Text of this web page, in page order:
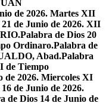
de 2026. Martes XII
de Junio de 2026. XII
Palabra de Dios 20
Ordinaro.Palabra de
Abad.Palabra
de Tiempo
de 2026. Miercoles XI
de Junio de 2026.
de Dios 14 de Junio de